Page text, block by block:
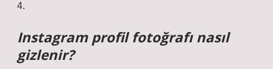
4.
Instagram profil fotoğrafı nasıl
gizlenir?